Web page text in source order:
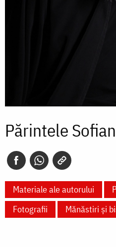
Părintele
Materiale ale autorului
Fotografii
Mănăstiri și